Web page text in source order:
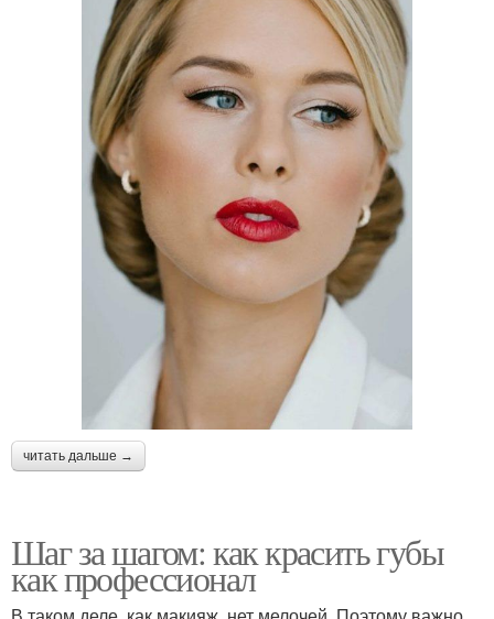
читать дальше →
Шаг за шагом: как красить губы
как профессионал